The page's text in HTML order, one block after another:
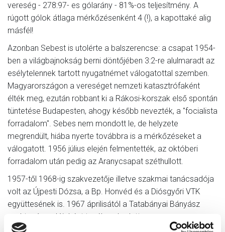
vereség - 278:97- es gólarány - 81%-os teljesítmény. A
rúgott gólok átlaga mérkőzésenként 4 (!), a kapottaké alig
másfél!
Azonban Sebest is utolérte a balszerencse: a csapat 1954-
ben a világbajnokság berni döntőjében 3:2-re alulmaradt az
esélytelennek tartott nyugatnémet válogatottal szemben.
Magyarországon a vereséget nemzeti katasztrófaként
élték meg, ezután robbant ki a Rákosi-korszak első spontán
tüntetése Budapesten, ahogy később nevezték, a "focialista
forradalom". Sebes nem mondott le, de helyzete
megrendült, hiába nyerte továbbra is a mérkőzéseket a
válogatott. 1956 július elején felmentették, az októberi
forradalom után pedig az Aranycsapat széthullott.
1957-től 1968-ig szakvezetője illetve szakmai tanácsadója
volt az Újpesti Dózsa, a Bp. Honvéd és a Diósgyőri VTK
együttesének is. 1967 áprilisától a Tatabányai Bányász
szaktanácsadójaként tevékenykedett.